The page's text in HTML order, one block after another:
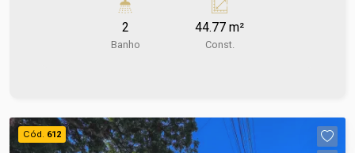
sendo ideal para negócios que buscam
praticidade e visibilidade. Aproveite a
oportunidade de estabelecer seu
poderão sofrer reajustes de valores sem aviso
prévio, pois são de responsabilidade da
2
Banho
44.77 m²
Const.
Cód. 612